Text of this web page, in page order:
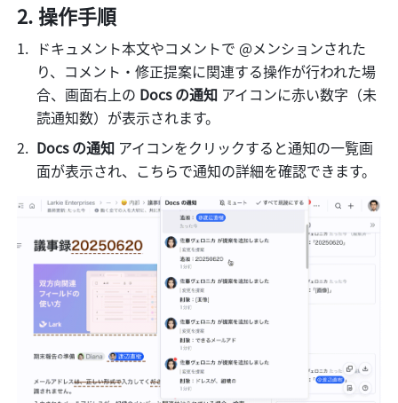
操作手順
ドキュメント本文やコメントで @メンションされた
り、コメント・修正提案に関連する操作が行われた場
合、画面右上の Docs の通知 アイコンに赤い数字（未
読通知数）が表示されます。
Docs の通知 アイコンをクリックすると通知の一覧画
面が表示され、こちらで通知の詳細を確認できます。